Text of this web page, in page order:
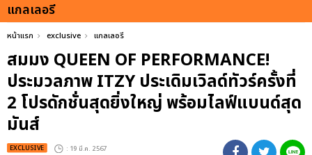
แกลเลอรี
หน้าแรก exclusive แกลเลอรี
สมมง QUEEN OF PERFORMANCE!
ประมวลภาพ ITZY ประเดิมเวิลด์ทัวร์ครั้งที่
2 โปรดักชั่นสุดยิ่งใหญ่ พร้อมไลฟ์แบนด์สุด
มันส์
EXCLUSIVE : 19 มี.ค. 2567